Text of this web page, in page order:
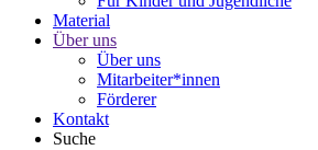
Material
Über uns
Über uns
Mitarbeiter*innen
Förderer
Kontakt
Suche